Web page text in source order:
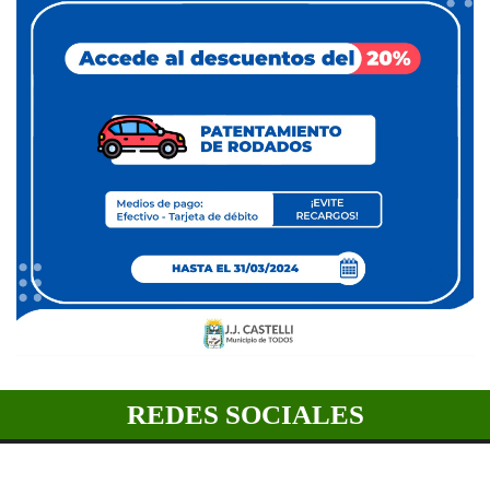
REDES SOCIALES